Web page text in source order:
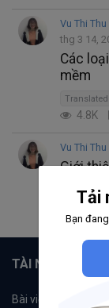
Vu Thi
thg 3 14,
Các
mềm
4.8K
Vu Thi
Giới
3.1K
TÀI NGUYÊN
Bài viết
Tải
Bạn